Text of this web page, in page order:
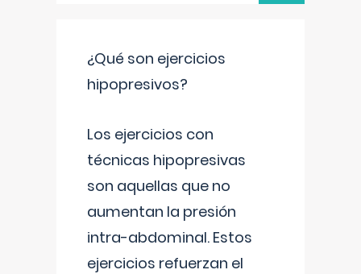
¿Qué son ejercicios
hipopresivos?
Los ejercicios con
técnicas hipopresivas
son aquellas que no
aumentan la presión
intra-abdominal. Estos
ejercicios refuerzan el